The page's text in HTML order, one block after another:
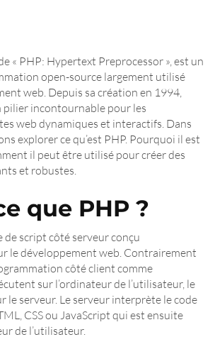
« PHP: Hypertext Preprocessor », est un
open-source largement utilisé
web. Depuis sa création en 1994,
pilier incontournable pour les
web dynamiques et interactifs. Dans
explorer ce qu’est PHP. Pourquoi il est
il peut être utilisé pour créer des
et robustes.
que PHP ?
de script côté serveur conçu
le développement web. Contrairement
côté client comme
sur l’ordinateur de l’utilisateur, le
le serveur. Le serveur interprète le code
CSS ou JavaScript qui est ensuite
de l’utilisateur.